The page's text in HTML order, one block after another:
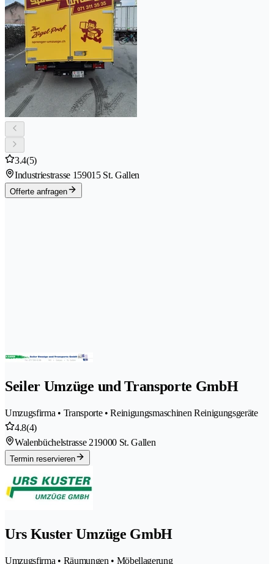
3.4(5)
Industriestrasse 159015 St. Gallen
Offerte anfragen
Seiler Umzüge und Transporte GmbH
Umzugsfirma • Transporte • Reinigungsmaschinen Reinigungsgeräte
4.8(4)
Walenbüchelstrasse 219000 St. Gallen
Termin reservieren
Urs Kuster Umzüge GmbH
Umzugsfirma • Räumungen • Möbellagerung